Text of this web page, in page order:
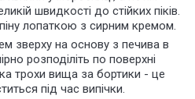
швидкості до стійких піків.
лопаткою з сирним кремом.
зверху на основу з печива в
розподіліть по поверхні
трохи вища за бортики - це
під час випічки.